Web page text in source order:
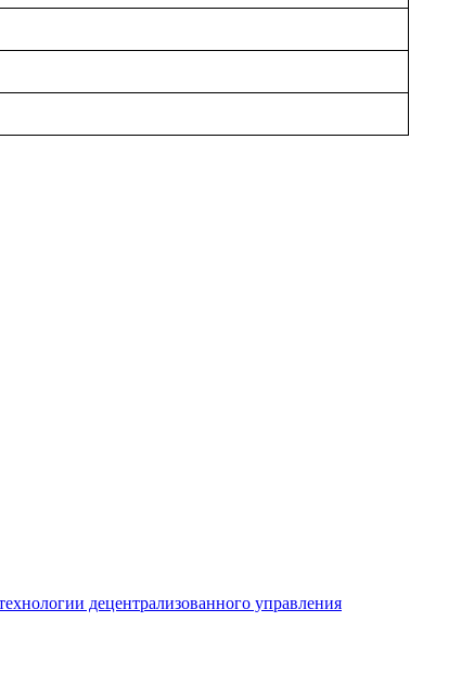
децентрализованного управления